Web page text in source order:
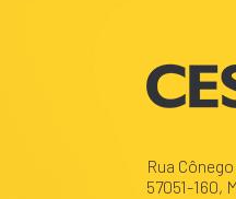
Rua
57051-160,